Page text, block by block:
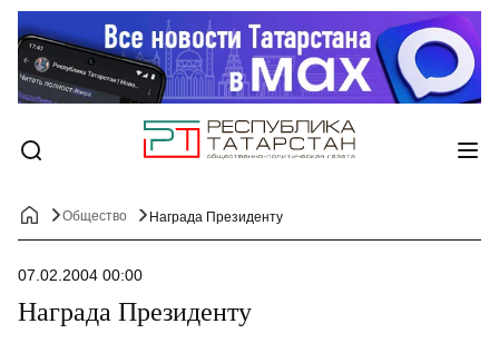
Общество Награда Президенту
07.02.2004 00:00
Награда Президенту